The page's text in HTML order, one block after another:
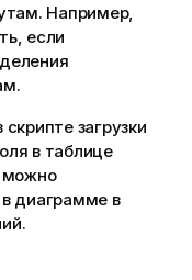
Например,
если
загрузки
в таблице
можно
в диаграмме в